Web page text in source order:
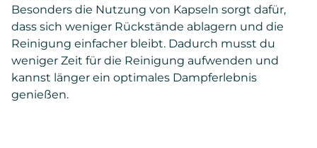
Besonders die Nutzung von Kapseln sorgt dafür,
dass sich weniger Rückstände ablagern und die
Reinigung einfacher bleibt. Dadurch musst du
weniger Zeit für die Reinigung aufwenden und
kannst länger ein optimales Dampferlebnis
genießen.